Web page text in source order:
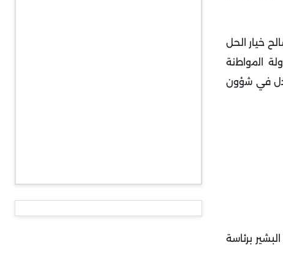
خيار الحل
اﻟﻣواطﻧﺔ
ﻓﻲ ﺷؤون
سلطة مدنية بعد البشير برئاسة